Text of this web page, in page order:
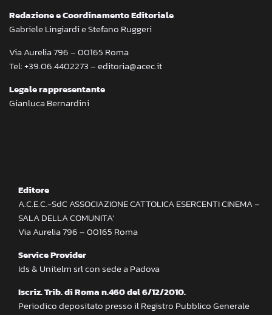
Redazione e Coordinamento Editoriale
Gabriele Lingiardi e Stefano Ruggeri
Via Aurelia 796 – 00165 Roma
Tel: +39.06.4402273 – editoria@acec.it
Legale rappresentante
Gianluca Bernardini
Editore
A.C.E.C.-SdC ASSOCIAZIONE CATTOLICA ESERCENTI CINEMA –
SALA DELLA COMUNITA’
Via Aurelia 796 – 00165 Roma
Service Provider
Ids & Unitelm srl con sede a Padova
Iscriz. Trib. di Roma n.460 del 6/12/2010.
Periodico depositato presso il Registro Pubblico Generale